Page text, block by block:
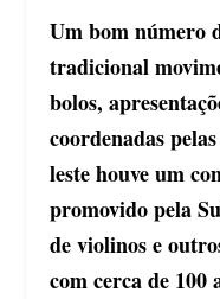
Um bom número
tradicional
bolos,
coordenadas
leste houve um
promovido pela
de violinos e
com cerca de